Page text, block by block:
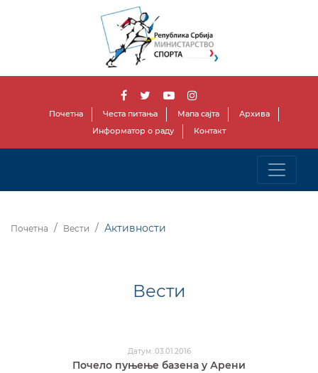
Почетна Честа питања Мапа сајта
Архива
Информатор о раду
Контакт
Почетна Вести Активности
Вести
Датум: 03.01.2016
Почело пуњење базена у Арени